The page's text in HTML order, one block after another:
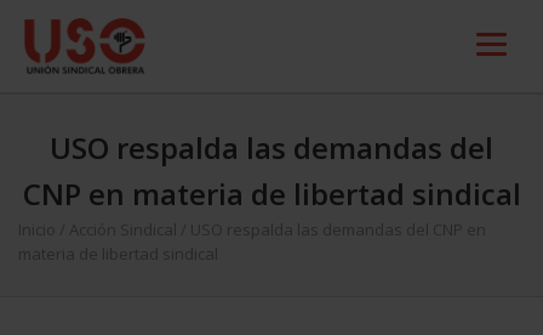
USO respalda las demandas del
CNP en materia de libertad sindical
Inicio Acción Sindical
USO respalda las demandas del CNP en
materia de libertad sindical